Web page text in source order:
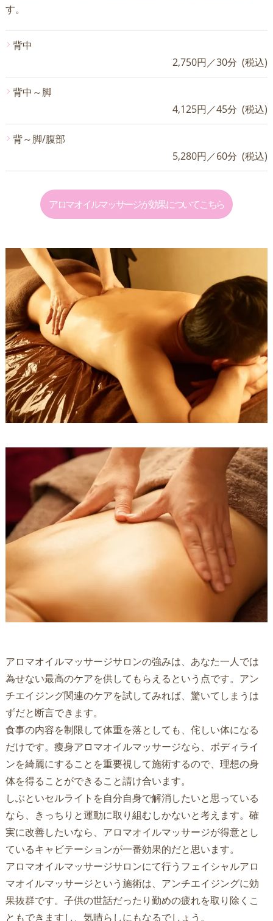
す。
背中
2,750円／30分 (税込)
背中～脚
4,125円／45分 (税込)
背～脚/腹部
5,280円／60分 (税込)
アロマオイルマッサージが効果についてこちら
アロマオイルマッサージサロンの強みは、あなた一人では
為せない最高のケアを供してもらえるという点です。アン
チエイジング関連のケアを試してみれば、驚いてしまうは
ずだと断言できます。
食事の内容を制限して体重を落としても、侘しい体になる
だけです。痩身アロマオイルマッサージなら、ボディライ
ンを綺麗にすることを重要視して施術するので、理想の身
体を得ることができること請け合います。
しぶといセルライトを自分自身で解消したいと思っている
なら、きっちりと運動に取り組むしかないと考えます。確
実に改善したいなら、アロマオイルマッサージが得意とし
ているキャビテーションが一番効果的だと思います。
アロマオイルマッサージサロンにて行うフェイシャルアロ
マオイルマッサージという施術は、アンチエイジングに効
果抜群です。子供の世話だったり勤めの疲れを取り除くこ
ともできますし、気晴らしにもなるでしょう。